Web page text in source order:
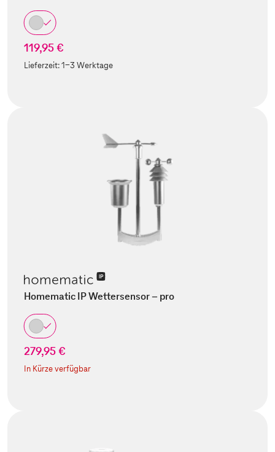
119,95 €
Lieferzeit:1-3 Werktage
Homematic IP Wettersensor – pro
279,95 €
In Kürze verfügbar